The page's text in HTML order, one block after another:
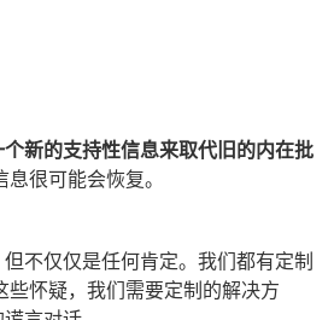
新的支持性信息来取代旧的内在批
很可能会恢复。
不仅仅是任何肯定。我们都有定制
些怀疑，我们需要定制的解决方